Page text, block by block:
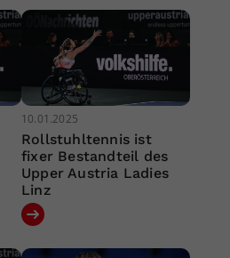
10.01.2025
Rollstuhltennis ist
fixer Bestandteil des
Upper Austria Ladies
Linz